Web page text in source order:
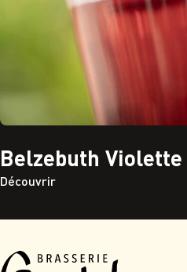
Belzebuth Violette
Découvrir